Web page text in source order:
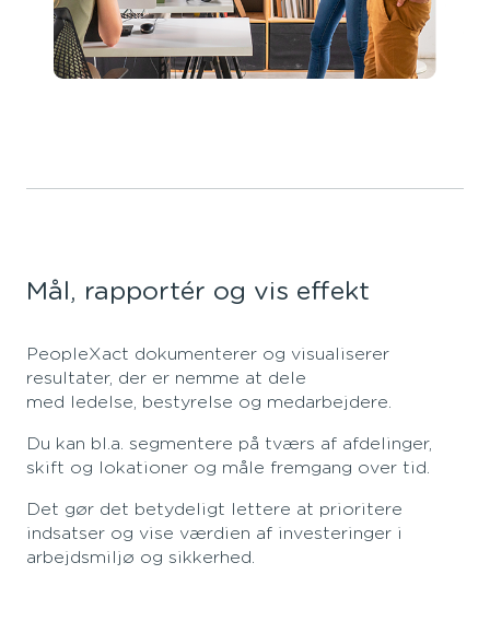
Mål, rapportér og vis effekt
PeopleXact dokumenterer og visualiserer
resultater, der er nemme at dele
med ledelse, bestyrelse og medarbejdere.
Du kan bl.a. segmentere på tværs af afdelinger,
skift og lokationer og måle fremgang over tid.
Det gør det betydeligt lettere at prioritere
indsatser og vise værdien af investeringer i
arbejdsmiljø og sikkerhed.